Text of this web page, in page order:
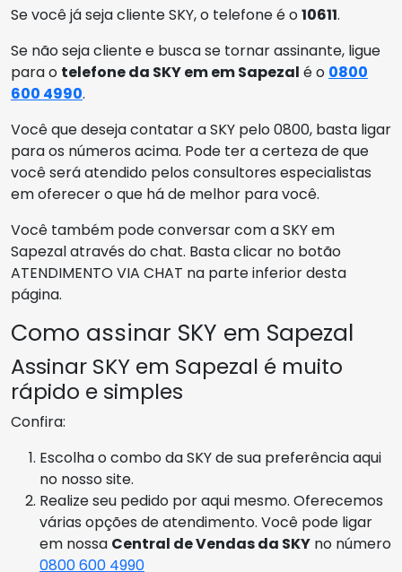
Se você já seja cliente SKY, o telefone é o10611.
Se não seja cliente e busca se tornar assinante, ligue
para o telefone da SKY em em Sapezal é o 0800
600 4990.
Você que deseja contatar a SKY pelo 0800, basta ligar
para os números acima. Pode ter a certeza de que
você será atendido pelos consultores especialistas
em oferecer o que há de melhor para você.
Você também pode conversar com a SKY em
Sapezal através do chat. Basta clicar no botão
ATENDIMENTO VIA CHAT na parte inferior desta
página.
Como assinar SKY em Sapezal
Assinar SKY em Sapezal é muito
rápido e simples
Confira:
Escolha o combo da SKY de sua preferência aqui
no nosso site.
Realize seu pedido por aqui mesmo. Oferecemos
várias opções de atendimento. Você pode ligar
em nossa Central de Vendas da SKY no número
0800 600 4990